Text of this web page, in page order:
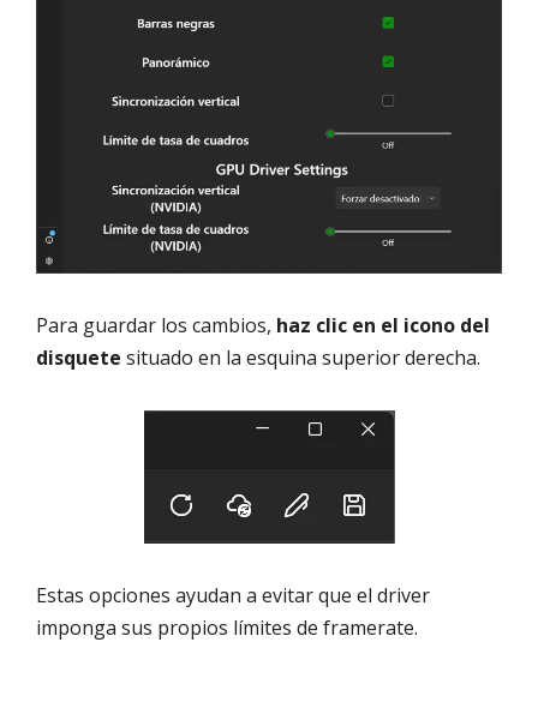
Para guardar los cambios, haz clic en el icono del
disquete situado en la esquina superior derecha.
Estas opciones ayudan a evitar que el driver
imponga sus propios límites de framerate.